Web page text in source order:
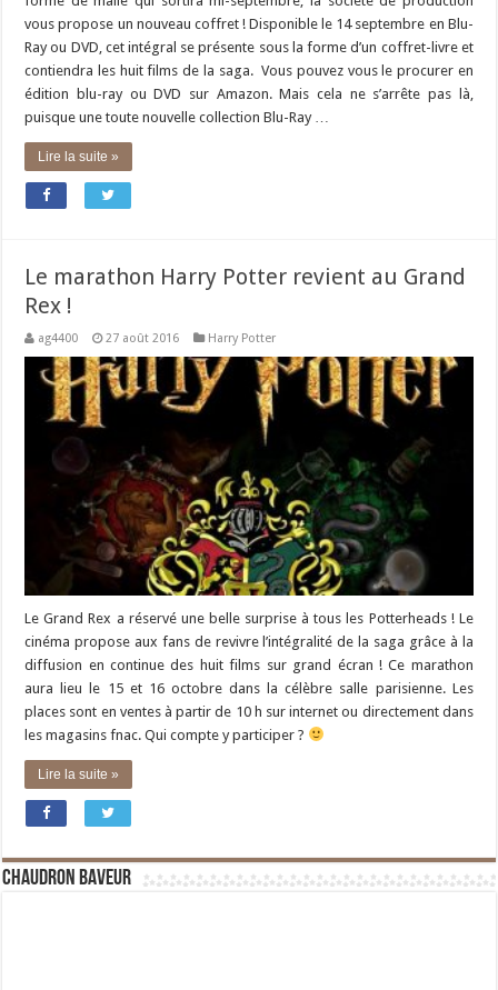
vous propose un nouveau coffret ! Disponible le 14 septembre en Blu-
Ray ou DVD, cet intégral se présente sous la forme d’un coffret-livre et
contiendra les huit films de la saga. Vous pouvez vous le procurer en
édition blu-ray ou DVD sur Amazon. Mais cela ne s’arrête pas là,
puisque une toute nouvelle collection Blu-Ray …
Lire la suite »
Le marathon Harry Potter revient au Grand
Rex !
ag4400 27 août 2016 Harry Potter
Le Grand Rex a réservé une belle surprise à tous les Potterheads ! Le
cinéma propose aux fans de revivre l’intégralité de la saga grâce à la
diffusion en continue des huit films sur grand écran ! Ce marathon
aura lieu le 15 et 16 octobre dans la célèbre salle parisienne. Les
places sont en ventes à partir de 10 h sur internet ou directement dans
les magasins fnac. Qui compte y participer ?
Lire la suite »
Chaudron Baveur